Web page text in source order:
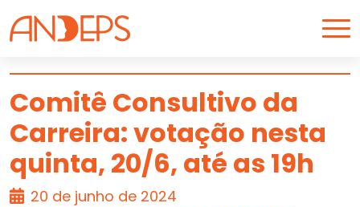
Skip to content
ARTIGO
Comitê Consultivo da
Carreira: votação nesta
quinta, 20/6, até as 19h
20 de junho de 2024